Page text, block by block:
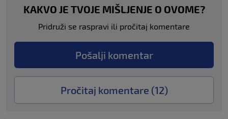
KAKVO JE TVOJE MIŠLJENJE O OVOME?
Pridruži se raspravi ili pročitaj komentare
Pošalji komentar
Pročitaj komentare (12)